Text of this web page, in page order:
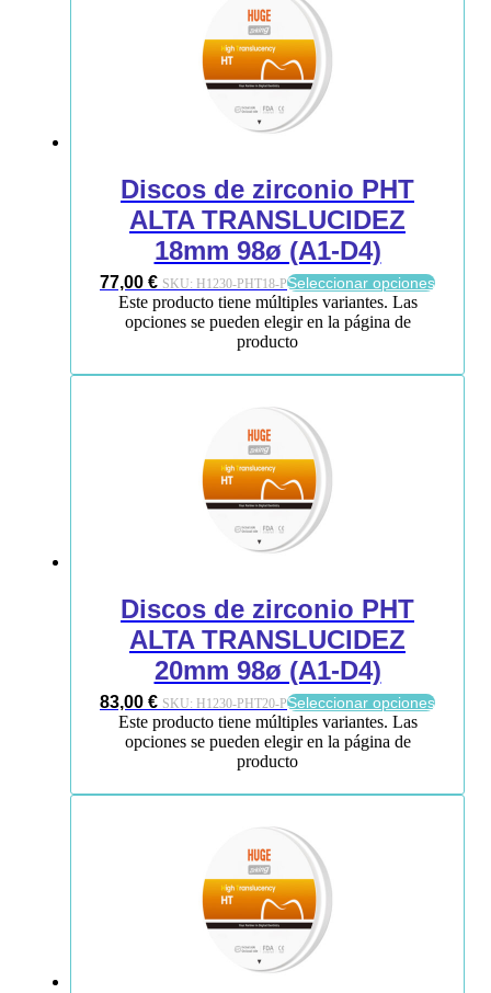
Discos de zirconio PHT
ALTA TRANSLUCIDEZ
18mm 98ø (A1-D4)
77,00 € SKU: H1230-PHT18-PSeleccionar opciones
Este producto tiene múltiples variantes. Las
opciones se pueden elegir en la página de
producto
Discos de zirconio PHT
ALTA TRANSLUCIDEZ
20mm 98ø (A1-D4)
83,00 € SKU: H1230-PHT20-PSeleccionar opciones
Este producto tiene múltiples variantes. Las
opciones se pueden elegir en la página de
producto